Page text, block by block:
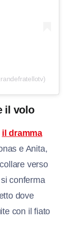
il volo
il dramma
e Anita,
verso
si conferma
dove
con il fiato